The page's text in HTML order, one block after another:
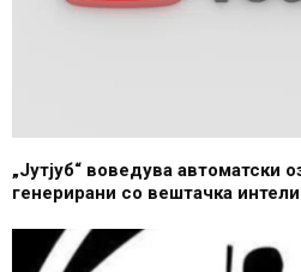
„Јутјуб“ воведува автоматски
генерирани со вештачка